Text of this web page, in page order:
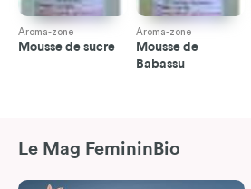
Aroma-zone
Mousse de sucre
Aroma-zone
Mousse de
Babassu
Le Mag FemininBio